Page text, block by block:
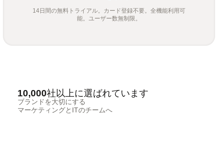
14日間の無料トライアル。カード登録不要。全機能利用可
能。ユーザー数無制限。
10,000社以上に選ばれています
ブランドを大切にする
マーケティングとITのチームへ